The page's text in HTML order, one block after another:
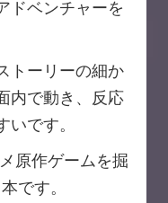
ドベンチャーを
トーリーの細か
内で動き、反応
です。
原作ゲームを掘
です。